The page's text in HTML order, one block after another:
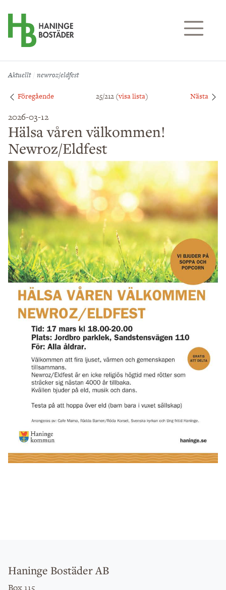
Aktuellt newroz/eldfest
Föregående 25/212 (visa lista) Nästa
2026-03-12
Hälsa våren välkommen!
Newroz/Eldfest
Haninge Bostäder AB
Box 115